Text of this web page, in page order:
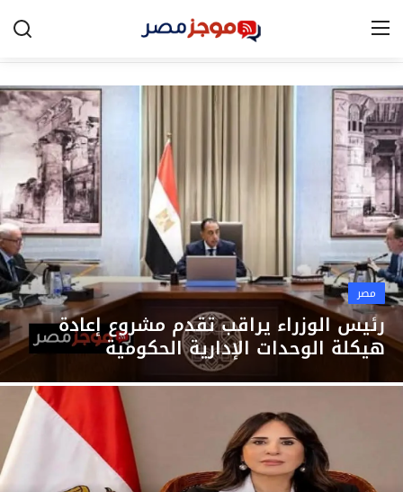
الرئيسية
مصر
الخليج
العالم
الرياضة
اقتصاد
تكنولوجيا
التعليم
منوعات
مصر
رئيس الوزراء يراقب تقدم مشروع إعادة
هيكلة الوحدات الإدارية الحكومية